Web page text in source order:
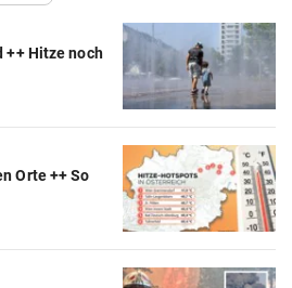
++ Hitze noch
Orte ++ So